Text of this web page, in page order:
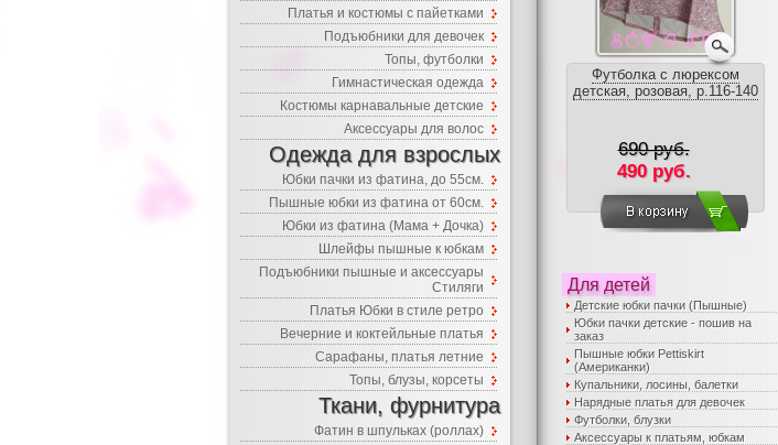
Футболка с люрексом
детская, розовая, р.116-140
690 руб.
490 руб.
Для детей
Детские юбки пачки (Пышные)
Юбки пачки детские - пошив на
заказ
Пышные юбки Pettiskirt
(Американки)
Купальники, лосины, балетки
Нарядные платья для девочек
Футболки, блузки
Аксессуары к платьям, юбкам
Платья и костюмы с пайетками
Подъюбники для девочек
Топы, футболки
Гимнастическая одежда
Костюмы карнавальные детские
Аксессуары для волос
Одежда для взрослых
Юбки пачки из фатина, до 55см.
Пышные юбки из фатина от 60см.
Юбки из фатина (Мама + Дочка)
Шлейфы пышные к юбкам
Подъюбники пышные и аксессуары
Стиляги
Платья Юбки в стиле ретро
Вечерние и коктейльные платья
Сарафаны, платья летние
Топы, блузы, корсеты
Ткани, фурнитура
Фатин в шпульках (роллах)